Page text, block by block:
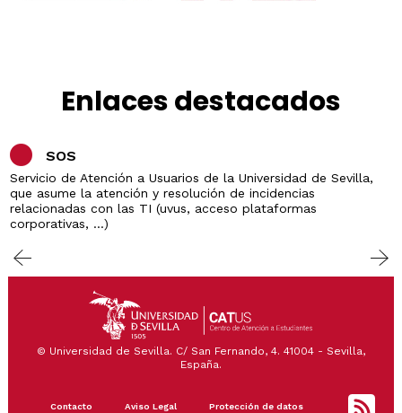
Enlaces destacados
SOS
Servicio de Atención a Usuarios de la Universidad de Sevilla,
que asume la atención y resolución de incidencias
relacionadas con las TI (uvus, acceso plataformas
corporativas, ...)
© Universidad de Sevilla. C/ San Fernando, 4. 41004 - Sevilla,
España.
Footer
Contacto Aviso Legal Protección de datos